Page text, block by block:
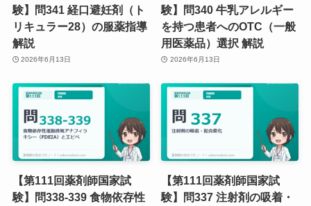
験】問341 経口避妊剤（ト
リキュラー28）の服薬指導
解説
2026年6月13日
験】問340 牛乳アレルギー
を持つ患者へのOTC（一般
用医薬品）選択 解説
2026年6月13日
【第111回薬剤師国家試
験】問338-339 食物依存性
【第111回薬剤師国家試
験】問337 注射剤の吸着・